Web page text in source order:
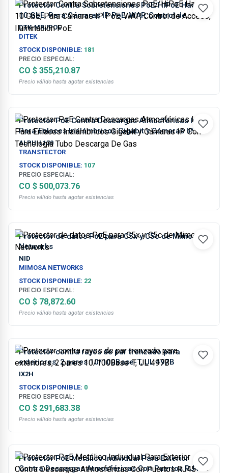
Protector Contra Sobretensiones PoE/HiPoE Hasta
10 GbE, Para Cámaras IP PoE, WAP, Control de
Acceso, Iluminación PoE
DTK-MRJPOE
DITEK
STOCK DISPONIBLE: 181
PRECIO ESPECIAL:
CO $ 355,210.87
Precio válido hasta agotar existencias
Protector PoE Contra Descargas Atmosféricas Ideal
Para Enlaces Inalámbricos Gigabit y Cámaras IP
Con Tecnología Tubo Descarga De Gas
ALPU-L130
TRANSTECTOR
STOCK DISPONIBLE: 107
PRECIO ESPECIAL:
CO $ 500,073.76
Precio válido hasta agotar existencias
Protector de datos PoE para C5x y C5c de Mimosa
Networks
NID
MIMOSA NETWORKS
STOCK DISPONIBLE: 22
PRECIO ESPECIAL:
CO $ 78,872.60
Precio válido hasta agotar existencias
Protector contra rayos de par trenzado para
exteriores, 2 pares 10/100Base-T, UL 497B
IX2H
STOCK DISPONIBLE: 0
PRECIO ESPECIAL:
CO $ 291,683.38
Precio válido hasta agotar existencias
Protector PoE Metálico Individual Para Exterior
Contra Descargas Atmosféricas Con Puertos RJ45